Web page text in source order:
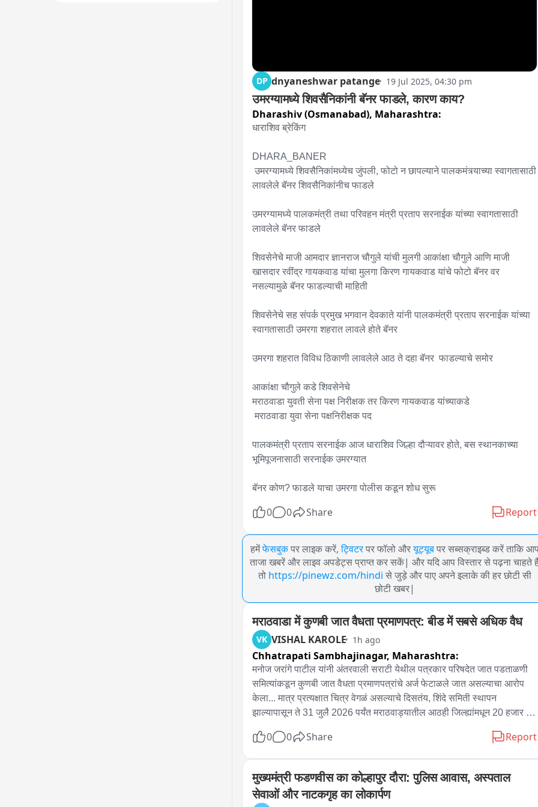
DP dnyaneshwar patange 19 Jul 2025, 04:30 pm
उमरग्यामध्ये शिवसैनिकांनी बॅनर फाडले, कारण काय?
Dharashiv (Osmanabad), Maharashtra:
धाराशिव ब्रेकिंग
DHARA_BANER
लावलेले बॅनर शिवसैनिकांनीच फाडले
उमरग्यामध्ये पालकमंत्री तथा परिवहन मंत्री प्रताप सरनाईक यांच्या स्वागतासाठी
लावलेले बॅनर फाडले
शिवसेनेचे माजी आमदार ज्ञानराज चौगुले यांची मुलगी आकांक्षा चौगुले आणि माजी
खासदार रवींद्र गायकवाड यांचा मुलगा किरण गायकवाड यांचे फोटो बॅनर वर
नसल्यामुळे बॅनर फाडल्याची माहिती
शिवसेनेचे सह संपर्क प्रमुख भगवान देवकाते यांनी पालकमंत्री प्रताप सरनाईक यांच्या
स्वागतासाठी उमरगा शहरात लावले होते बॅनर
उमरगा शहरात विविध ठिकाणी लावलेले आठ ते दहा बॅनर  फाडल्याचे समोर
आकांक्षा चौगुले कडे शिवसेनेचे
मराठवाडा युवती सेना पक्ष निरीक्षक तर किरण गायकवाड यांच्याकडे
पालकमंत्री प्रताप सरनाईक आज धाराशिव जिल्हा दौऱ्यावर होते, बस स्थानकाच्या
भूमिपूजनासाठी सरनाईक उमरग्यात
बॅनर कोण? फाडले याचा उमरगा पोलीस कडून शोध सुरू
0 0 Share Report
हमेंफेसबुक पर लाइक करें, ट्विटर पर फॉलो औरयूट्यूब पर सब्सक्राइब्ड करें ताकि
ताजा खबरें और लाइव अपडेट्स प्राप्त कर सकें| और यदि आप विस्तार से पढ़ना चाहते
तो https://pinewz.com/hindi से जुड़े और पाए अपने इलाके की हर छोटी सी
छोटी खबर|
मराठवाडा में कुणबी जात वैधता प्रमाणपत्र: बीड में सबसे अधिक वैध
VK VISHAL KAROLE 1h ago
Chhatrapati Sambhajinagar, Maharashtra:
मनोज जरांगे पाटील यांनी अंतरवाली सराटी येथील पत्रकार परिषदेत जात पडताळणी
समित्यांकडून कुणबी जात वैधता प्रमाणपत्रांचे अर्ज फेटाळले जात असल्याचा आरोप
केला... मात्र प्रत्यक्षात चित्र वेगळं असल्याचे दिसतंय, शिंदे समिती स्थापन
झाल्यापासून ते 31 जुलै 2026 पर्यंत मराठवाड्यातील आठही जिल्ह्यांमधून 20 हजार
कुणबी जात वैधता प्रमाणपत्र देण्यात आलं आहे. विशेष म्हणजे केवळ 61 अर्जच अवैध
आहेत. सर्वाधिक अर्ज आणि सर्वाधिक वैधता प्रमाणपत्रे बीड जिल्ह्यात देण्यात आली
आहेत. तर अर्जांची संख्या कमी असली तरी नांदेडमध्ये अवैध अर्जांचे प्रमाण तुलनेने
अधिक असल्याचं या आकडेवारीतून दिसतं. Hoffman: बहुतेक अर्जदारांना जात वैधता
0 0 Share Report
मुख्यमंत्री फडणवीस का कोल्हापुर दौरा: पुलिस आवास, अस्पताल
सेवाओं और नाटकगृह का लोकार्पण